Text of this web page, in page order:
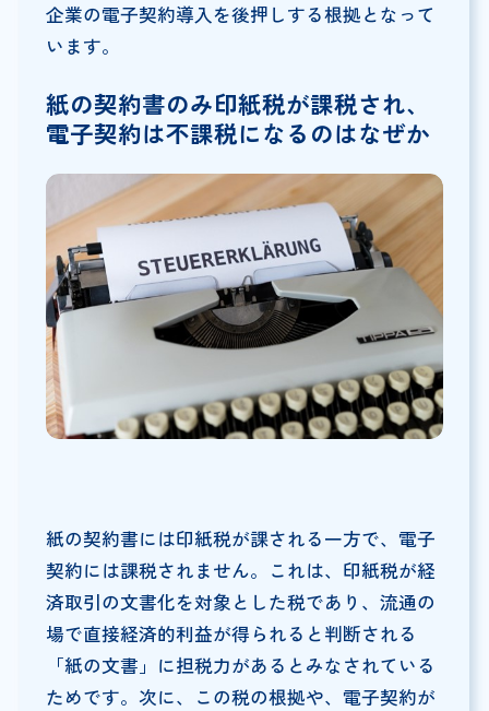
企業の電子契約導入を後押しする根拠となって
います。
紙の契約書のみ印紙税が課税され、
電子契約は不課税になるのはなぜか
紙の契約書には印紙税が課される一方で、電子
契約には課税されません。これは、印紙税が経
済取引の文書化を対象とした税であり、流通の
場で直接経済的利益が得られると判断される
「紙の文書」に担税力があるとみなされている
ためです。次に、この税の根拠や、電子契約が